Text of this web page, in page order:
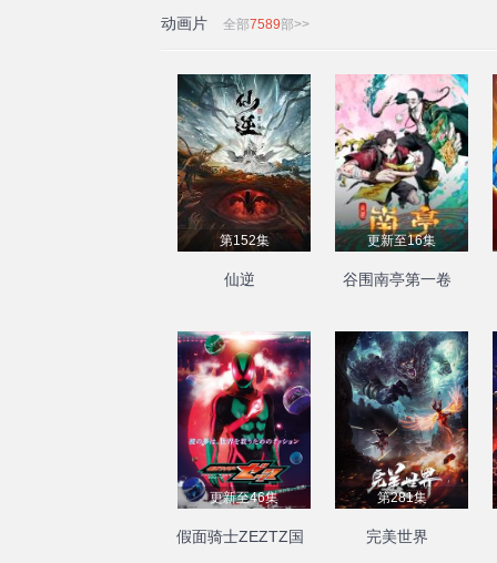
动画片 全部7589部>>
第152集
仙逆
更新至16集
谷围南亭第一卷
更新至46集
假面骑士ZEZTZ国
第281集
完美世界